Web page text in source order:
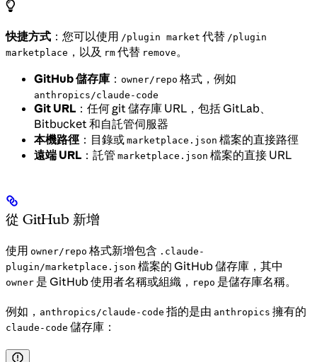
快捷方式 ：您可以使用 /plugin market 代替 /plugin
marketplace ，以及 rm 代替 remove 。
GitHub 儲存庫 ： owner/repo 格式，例如
anthropics/claude-code
Git URL ：任何 git 儲存庫 URL，包括 GitLab、
Bitbucket 和自託管伺服器
本機路徑 ：目錄或 marketplace.json 檔案的直接路徑
遠端 URL ：託管 marketplace.json 檔案的直接 URL
從 GitHub 新增
使用 owner/repo 格式新增包含 .claude-
plugin/marketplace.json 檔案的 GitHub 儲存庫，其中
owner 是 GitHub 使用者名稱或組織， repo 是儲存庫名稱。
例如， anthropics/claude-code 指的是由 anthropics 擁有的
claude-code 儲存庫：